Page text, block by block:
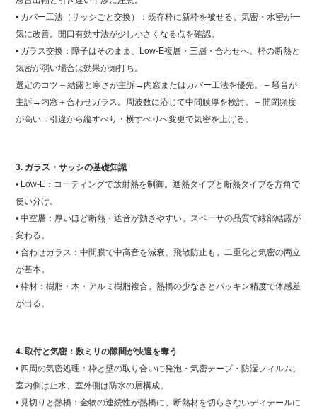
• カバー工法（サッシごと交換）：既存枠に新枠を被せる。気密・水密が一
気に改善。開口有効寸法が少し小さくなる点を確認。
• ガラス交換：障子はそのまま、Low‑E複層・三層・合わせへ。枠の断熱と
気密が弱い場合は効果が頭打ち。
選定のコツ – 結露と寒さが主訴→内窓またはカバー工法を優先。 – 騒音が
主訴→内窓＋合わせガラス。周波数に応じて中間膜厚を検討。 – 開閉頻度
が高い→引違から縦すべり・横すべりへ変更で気密を上げる。
3. ガラス・サッシの基礎知識
• Low‑E：コーティングで放射熱を制御。遮熱タイプと断熱タイプを方角で
使い分け。
• 中空層：厚いほど断熱・遮音が効きやすい。スペーサの品質で縁部結露が
変わる。
• 合わせガラス：中間膜で中高音を減衰、飛散防止も。二重化と気密の両立
が基本。
• 枠材：樹脂・木・アルミ樹脂複合。熱橋の少なさとパッキン精度で体感差
が出る。
4. 取付と気密：数ミリの隙間が快適を奪う
• 四周の気密処理：枠と壁の取り合いに発泡・気密テープ・防湿フィルム。
室内側は止水、室外側は防水の層構成。
• 見切りと熱橋：金物の連続性が熱橋に。断熱材を切らさないディテールに